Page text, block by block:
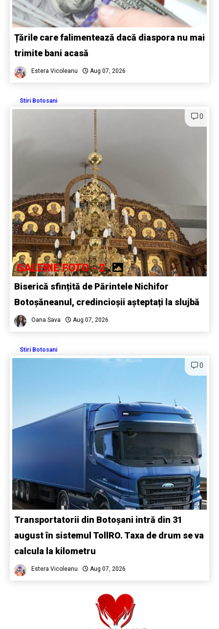
Țările care falimentează dacă diaspora nu mai
trimite bani acasă
Estera Vicoleanu Aug 07, 2026
Stiri Botosani
0
GALERIE FOTO - 2
Biserică sfințită de Părintele Nichifor
Botoșăneanul, credincioșii așteptați la slujbă
Oana Sava Aug 07, 2026
Stiri Botosani
0
Transportatorii din Botoșani intră din 31
august în sistemul TollRO. Taxa de drum se va
calcula la kilometru
Estera Vicoleanu Aug 07, 2026